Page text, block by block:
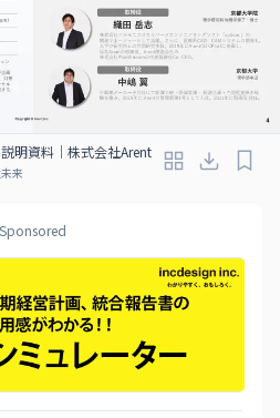
明資料｜株式会社Arent
来
Sponsored